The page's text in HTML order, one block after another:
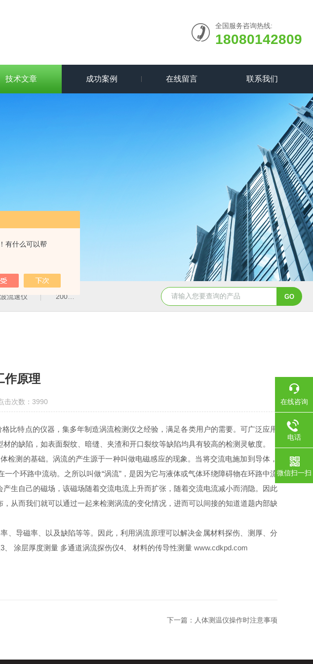
有什么可以帮
全国服务咨询热线:
18080142809
技术文章 成功案例 在线留言 联系我们
流速仪 200M便携式水质重金属快速检测仪 CL650余氯测定仪 DHX-A便
作原理
次数：3990
特点的仪器，集多年制造涡流检测仪之经验，满足各类用户的需要。可广泛应用
的缺陷，如表面裂纹、暗缝、夹渣和开口裂纹等缺陷均具有较高的检测灵敏度。
的基础。涡流的产生源于一种叫做电磁感应的现象。当将交流电施加到导体，
个环路中流动。之所以叫做“涡流”，是因为它与液体或气体环绕障碍物在环路中流
生自己的磁场，该磁场随着交流电流上升而扩张，随着交流电流减小而消隐。因此
从而我们就可以通过一起来检测涡流的变化情况，进而可以间接的知道道题内部缺
导磁率、以及缺陷等等。因此，利用涡流原理可以解决金属材料探伤、测厚、分
层厚度测量 多通道涡流探伤仪4、 材料的传导性测量 www.cdkpd.com
下一篇： 人体测温仪操作时注意事项
在线咨询
电话
微信扫一扫